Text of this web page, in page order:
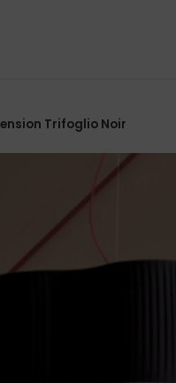
Trifoglio Noir